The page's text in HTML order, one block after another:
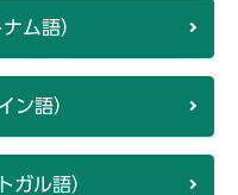
ム語）
ン語）
ガル語）